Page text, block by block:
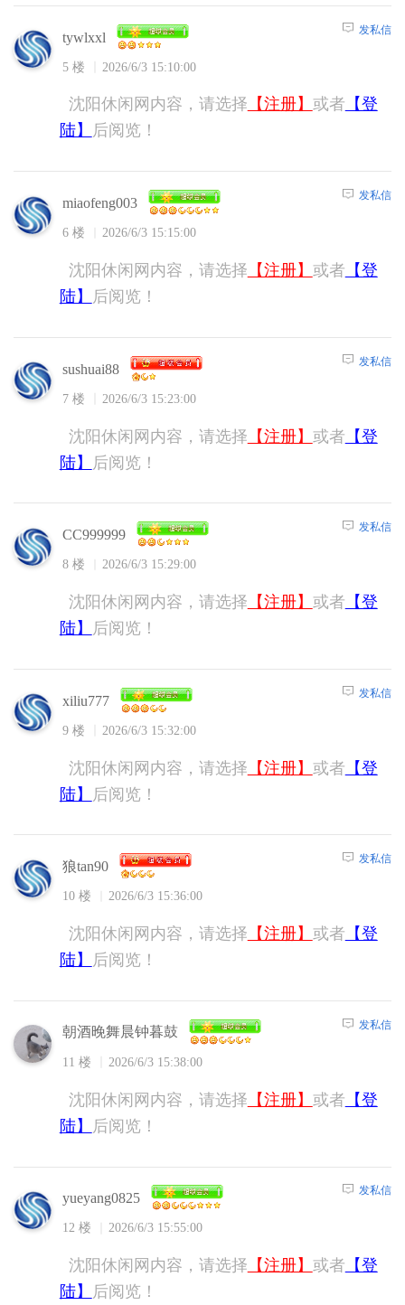
tywlxxl
5 楼 2026/6/3 15:10:00
发私信
沈阳休闲网内容，请选择 【注册】 或者 【登
陆】
后阅览！
miaofeng003
6 楼 2026/6/3 15:15:00
发私信
沈阳休闲网内容，请选择 【注册】 或者 【登
陆】
后阅览！
sushuai88
7 楼 2026/6/3 15:23:00
发私信
沈阳休闲网内容，请选择 【注册】 或者 【登
陆】
后阅览！
CC999999
8 楼 2026/6/3 15:29:00
发私信
沈阳休闲网内容，请选择 【注册】 或者 【登
陆】
后阅览！
xiliu777
9 楼 2026/6/3 15:32:00
发私信
沈阳休闲网内容，请选择 【注册】 或者 【登
陆】
后阅览！
狼tan90
10 楼 2026/6/3 15:36:00
发私信
沈阳休闲网内容，请选择 【注册】 或者 【登
陆】
后阅览！
朝酒晚舞晨钟暮鼓
11 楼 2026/6/3 15:38:00
发私信
沈阳休闲网内容，请选择 【注册】 或者 【登
陆】
后阅览！
yueyang0825
12 楼 2026/6/3 15:55:00
发私信
沈阳休闲网内容，请选择 【注册】 或者 【登
陆】
后阅览！